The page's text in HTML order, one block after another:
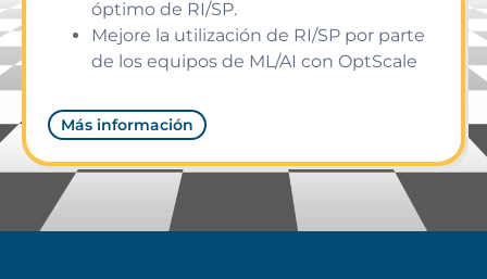
óptimo de RI/SP.
Mejore la utilización de RI/SP por parte
de los equipos de ML/AI con OptScale
Más información